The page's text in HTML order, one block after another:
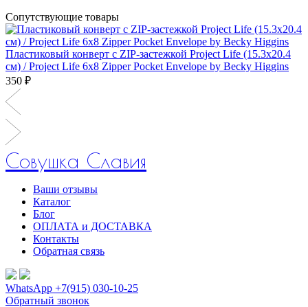
Сопутствующие товары
Пластиковый конверт с ZIP-застежкой Project Life (15.3х20.4
см) / Project Life 6x8 Zipper Pocket Envelope by Becky Higgins
350 ₽
Совушка Славия
Ваши отзывы
Каталог
Блог
ОПЛАТА и ДОСТАВКА
Контакты
Обратная связь
WhatsApp +7(915) 030-10-25
Обратный звонок